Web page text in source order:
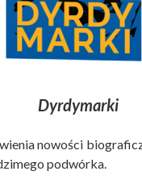
Dyrdymarki
nowości
podwórka.